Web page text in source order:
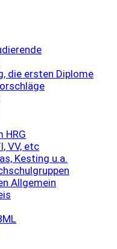
die ersten Diplome
HRG
VV, etc
Kesting u.a.
Allgemein